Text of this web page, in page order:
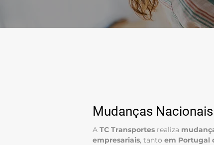
Mudanças
A TC Transportes realiza
empresariais, tanto em Portugal